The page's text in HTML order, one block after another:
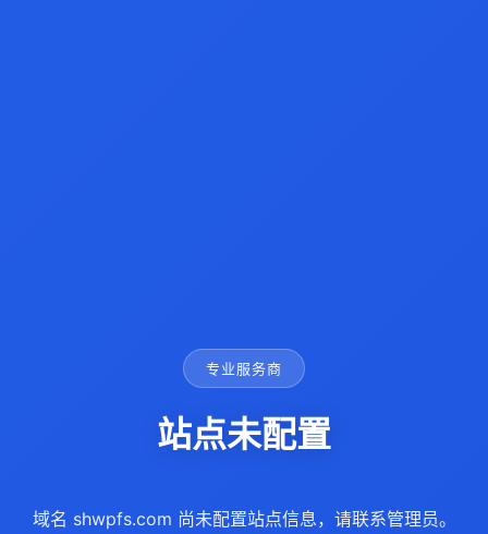
专业服务商
站点未配置
域名 shwpfs.com 尚未配置站点信息，请联系管理员。